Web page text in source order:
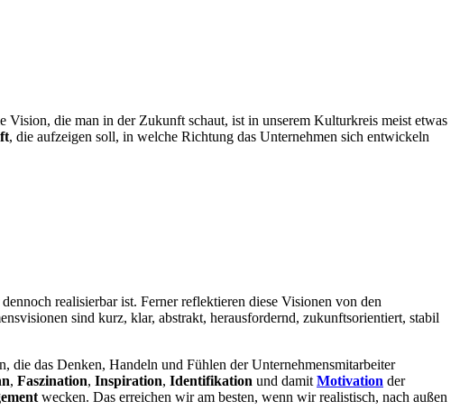
Vision, die man in der Zukunft schaut, ist in unserem Kulturkreis meist etwas
, die aufzeigen soll, in welche Richtung das Unternehmen sich entwickeln
realisierbar ist. Ferner reflektieren diese Visionen von den
sind kurz, klar, abstrakt, herausfordernd, zukunftsorientiert, stabil
die das Denken, Handeln und Fühlen der Unternehmensmitarbeiter
, Faszination, Inspiration, Identifikation und damit Motivation der
wecken. Das erreichen wir am besten, wenn wir realistisch, nach außen